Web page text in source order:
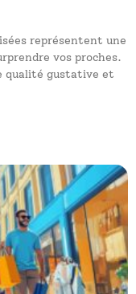
représentent une
vos proches.
qualité gustative et